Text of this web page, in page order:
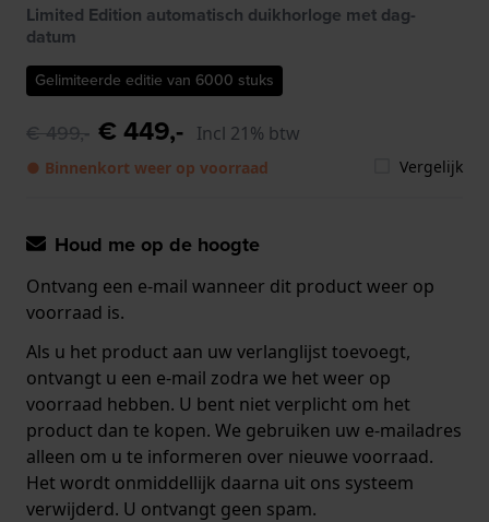
Limited Edition automatisch duikhorloge met dag-
datum
Gelimiteerde editie van 6000 stuks
€ 499,- € 449,- Incl 21% btw
● Binnenkort weer op voorraad Vergelijk
Houd me op de hoogte
Ontvang een e-mail wanneer dit product weer op
voorraad is.
Als u het product aan uw verlanglijst toevoegt,
ontvangt u een e-mail zodra we het weer op
voorraad hebben. U bent niet verplicht om het
product dan te kopen. We gebruiken uw e-mailadres
alleen om u te informeren over nieuwe voorraad.
Het wordt onmiddellijk daarna uit ons systeem
verwijderd. U ontvangt geen spam.